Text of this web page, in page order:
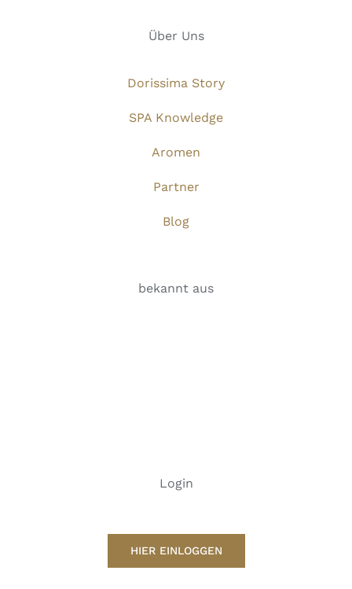
Über Uns
Dorissima Story
SPA Knowledge
Aromen
Partner
Blog
bekannt aus
Login
HIER EINLOGGEN